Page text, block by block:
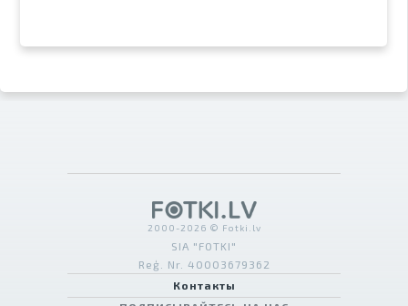
2000-2026 © Fotki.lv
SIA "FOTKI"
Reģ. Nr. 40003679362
Контакты